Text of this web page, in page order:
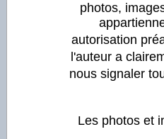
photos,
autorisation
l'auteur a
nous signaler
Les photos et